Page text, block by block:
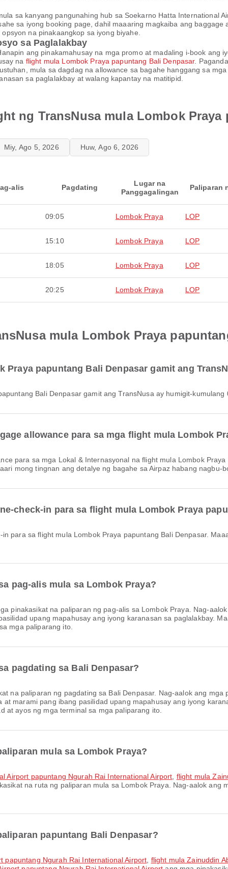
sa kanyang pangunahing hub sa Soekarno Hatta International
sa iyong booking page, dahil maaaring magkaiba ang
na pinakaangkop sa iyong biyahe.
sa Paglalakbay
ang pinakamahusay na mga promo at madaling i-book ang
na flight mula Lombok Praya papuntang Bali Denpasar.
mula sa dagdag na allowance sa bagahe hanggang sa
sa paglalakbay at walang kapantay na matitipid.
ng TransNusa mula Lombok Praya
Miy, Ago 5, 2026 Huw, Ago 6, 2026
alis Pagdating
Lugar na
Panggagalingan
Paliparan
09:05 Lombok Praya LOP
15:10 Lombok Praya LOP
18:05 Lombok Praya LOP
20:25 Lombok Praya LOP
mula Lombok Praya
Praya papuntang Bali Denpasar gamit ang
Bali Denpasar gamit ang TransNusa ay humigit-kumulang
allowance para sa mga flight mula Lombok
mong tingnan ang detalye ng bagahe sa Airpaz habang nagbu-
check-in para sa flight mula Lombok Praya
pag-alis mula sa Lombok Praya?
pinakasikat na paliparan ng pag-alis sa Lombok Praya. Nag-
upang mapahusay ang iyong karanasan sa paglalakbay.
mga paliparang ito.
pagdating sa Bali Denpasar?
na paliparan ng pagdating sa Bali Denpasar. Nag-aalok ang mga
at marami pang ibang pasilidad upang mapahusay ang iyong
at ayos ng mga terminal sa mga paliparang ito.
mula sa Lombok Praya?
Airport papuntang Ngurah Rai International Airport flight mula
na ruta ng paliparan mula sa Lombok Praya. Nag-aalok ang
papuntang Bali Denpasar?
papuntang Ngurah Rai International Airport flight mula Zainuddin